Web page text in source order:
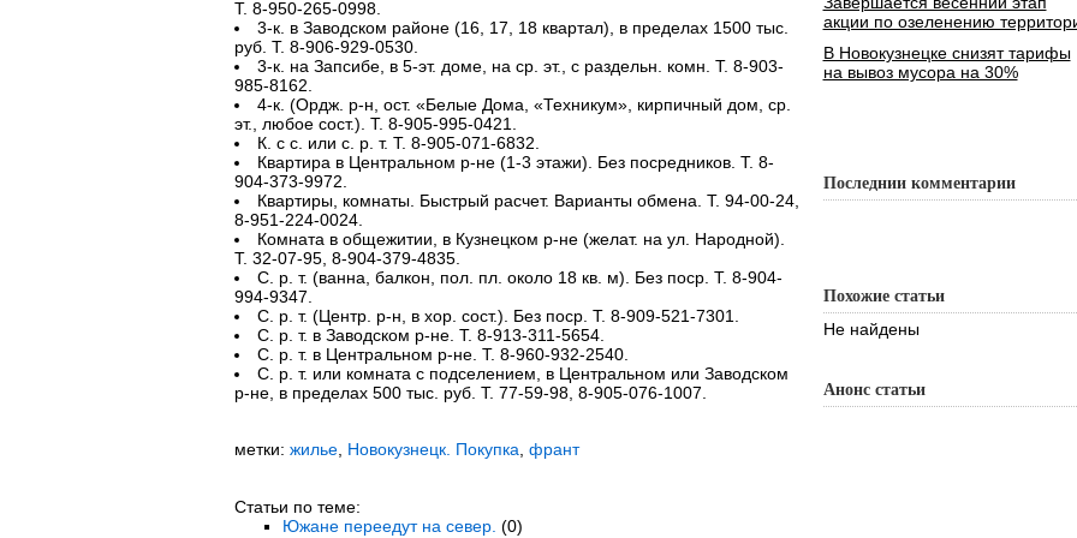
Т. 8-950-265-0998.
3-к. в Заводском районе (16, 17, 18 квартал), в пределах 1500 тыс.
руб. Т. 8-906-929-0530.
3-к. на Запсибе, в 5-эт. доме, на ср. эт., с раздельн. комн. Т. 8-903-
985-8162.
4-к. (Ордж. р-н, ост. «Белые Дома, «Техникум», кирпичный дом, ср.
эт., любое сост.). Т. 8-905-995-0421.
К. с с. или с. р. т. Т. 8-905-071-6832.
Квартира в Центральном р-не (1-3 этажи). Без посредников. Т. 8-
904-373-9972.
Квартиры, комнаты. Быстрый расчет. Варианты обмена. Т. 94-00-24,
8-951-224-0024.
Комната в общежитии, в Кузнецком р-не (желат. на ул. Народной).
Т. 32-07-95, 8-904-379-4835.
С. р. т. (ванна, балкон, пол. пл. около 18 кв. м). Без поср. Т. 8-904-
994-9347.
С. р. т. (Центр. р-н, в хор. сост.). Без поср. Т. 8-909-521-7301.
С. р. т. в Заводском р-не. Т. 8-913-311-5654.
С. р. т. в Центральном р-не. Т. 8-960-932-2540.
С. р. т. или комната с подселением, в Центральном или Заводском
р-не, в пределах 500 тыс. руб. Т. 77-59-98, 8-905-076-1007.
метки: жилье, Новокузнецк. Покупка франт
Статьи по теме:
Южане переедут на север. (0)
акции по озеленению
В Новокузнецке снизят тарифы
на вывоз мусора на 30%
Последнии комментарии
Похожие статьи
Не найдены
Анонс статьи